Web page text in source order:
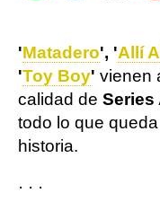
'Matadero', 'Allí
'Toy Boy' vienen
calidad de Series
todo lo que
historia.
· · ·